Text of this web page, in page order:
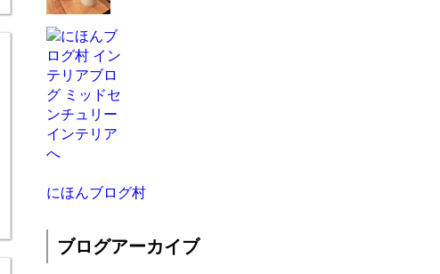
にほんブログ村
ブログアーカイブ